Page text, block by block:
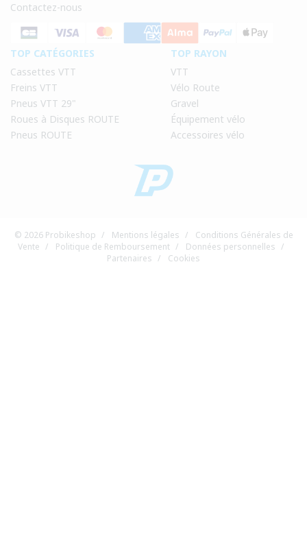
Contactez-nous
TOP CATÉGORIES
Cassettes VTT
Freins VTT
Pneus VTT 29"
Roues à Disques ROUTE
Pneus ROUTE
TOP RAYON
VTT
Vélo Route
Gravel
Équipement vélo
Accessoires vélo
© 2026 Probikeshop / Mentions légales /
Conditions Générales de
Vente / Politique de Remboursement / Données personnelles /
Partenaires / Cookies